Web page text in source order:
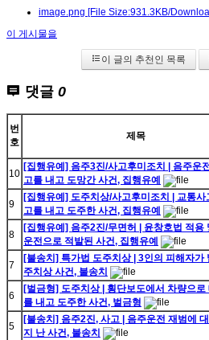
image.png [File Size:931.3KB/
이 게시물을
이 글의 추천인 목록
댓글 0
번
호
제목
10
[집행유예] 음주3진/사고후미조치 | 음주운
고를 내고 도망간 사건, 집행유예
9
[집행유예] 도주치상/사고후미조치 | 교통사
고를 내고 도주한 사건, 집행유예
8
[집행유예] 음주2진/무면허 | 윤창호법 적용
운전으로 적발된 사건, 집행유예
7
[불송치] 특가법 도주치상 | 3인의 피해자가
주치상 사건, 불송치
6
[벌금형] 도주치상 | 횡단보도에서 차량으로
를 내고 도주한 사건, 벌금형
5
[불송치] 음주2진, 사고 | 음주운전 재범에
지 난 사건, 불송치